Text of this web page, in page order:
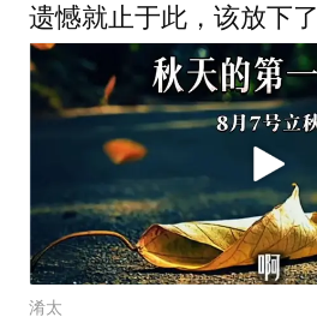
遗憾就止于此，该放下了
淆太